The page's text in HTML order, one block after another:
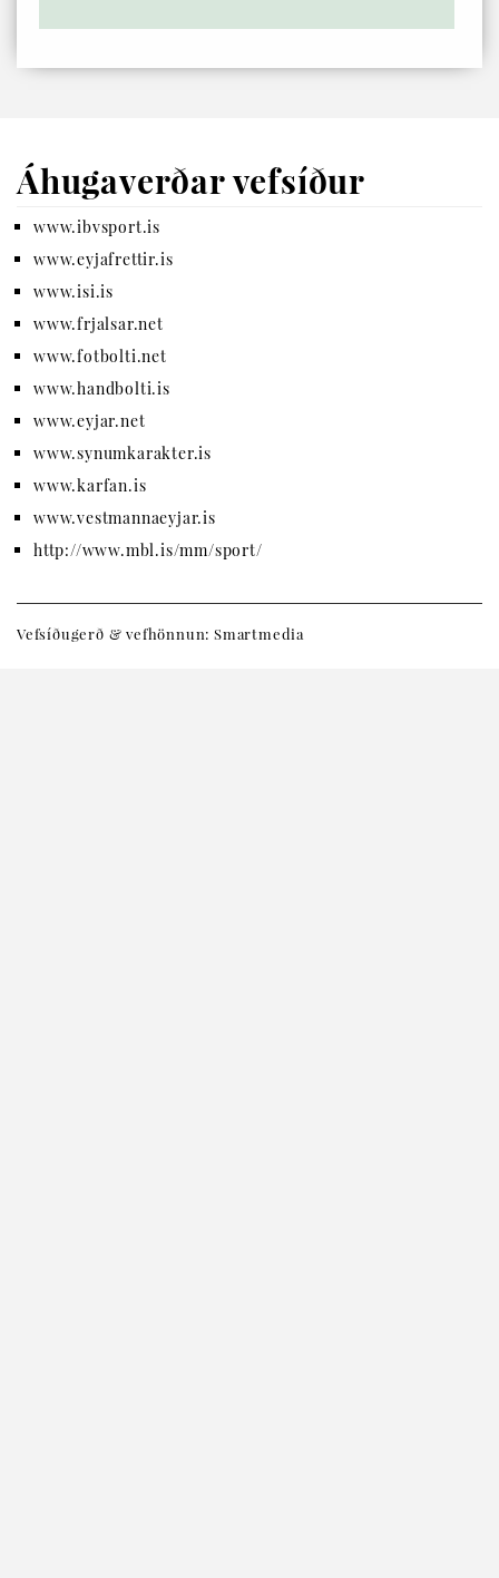
Áhugaverðar vefsíður
www.ibvsport.is
www.eyjafrettir.is
www.isi.is
www.frjalsar.net
www.fotbolti.net
www.handbolti.is
www.eyjar.net
www.synumkarakter.is
www.karfan.is
www.vestmannaeyjar.is
http://www.mbl.is/mm/sport/
Vefsíðugerð & vefhönnun: Smartmedia